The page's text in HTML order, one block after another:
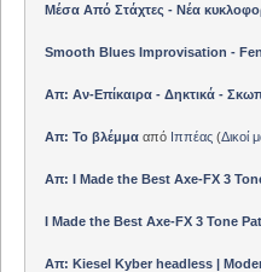
Μέσα Από Στάχτες - Νέα
Smooth Blues Improvisation -
Απ: Αν-Επίκαιρα - Δηκτικά -
Απ: Το βλέμμα από Ιππέας(Δικοί
Απ: I Made the Best Axe-FX 3
I Made the Best Axe-FX 3 Tone
Απ: Kiesel Kyber headless |